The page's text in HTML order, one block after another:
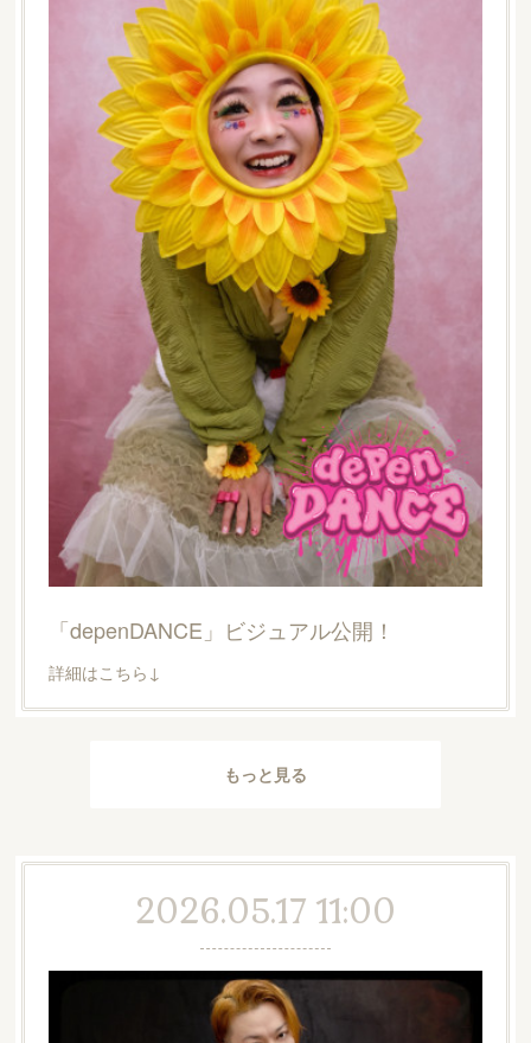
「depenDANCE」ビジュアル公開！
詳細はこちら↓
もっと見る
2026.05.17 11:00